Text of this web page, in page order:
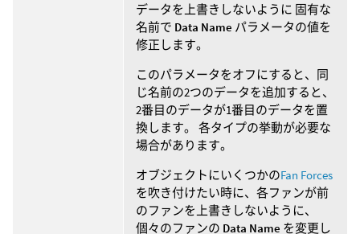
データを上書きしないように 固有な
名前で Data Name パラメータの値を
修正します。
このパラメータをオフにすると、同
じ名前の2つのデータを追加すると、
2番目のデータが1番目のデータを置
換します。 各タイプの挙動が必要な
場合があります。
オブジェクトにいくつかのFan Forces
を吹き付けたい時に、各ファンが前
のファンを上書きしないように、
個々のファンの Data Name を変更し